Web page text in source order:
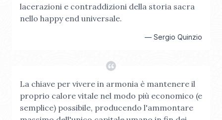
lacerazioni e contraddizioni della storia sacra
nello happy end universale.
— Sergio Quinzio
La chiave per vivere in armonia è mantenere il
proprio calore vitale nel modo più economico (e
semplice) possibile, producendo l'ammontare